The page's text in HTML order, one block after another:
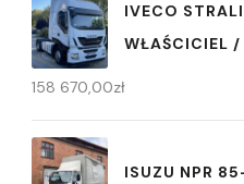
IVECO
WŁAŚCICIEL /
158 670,00zł
ISUZU NPR